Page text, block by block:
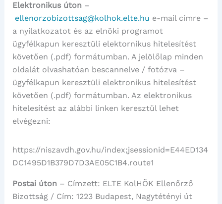
Elektronikus úton –
ellenorzobizottsag@kolhok.elte.hu e-mail címre –
a nyilatkozatot és az elnöki programot
ügyfélkapun keresztüli elektornikus hitelesítést
követően (.pdf) formátumban. A jelölőlap minden
oldalát olvashatóan bescannelve / fotózva –
ügyfélkapun keresztüli elektronikus hitelesítést
követően (.pdf) formátumban. Az elektronikus
hitelesítést az alábbi linken keresztül lehet
elvégezni:
https://niszavdh.gov.hu/index;jsessionid=E44ED134
DC1495D1B379D7D3AE05C1B4.route1
Postai úton – Címzett: ELTE KolHÖK Ellenőrző
Bizottság / Cím: 1223 Budapest, Nagytétényi út